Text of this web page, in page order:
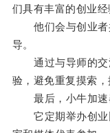
们具有丰富的创业经
他们会与创业者
导。
通过与导师的交
验，避免重复摸索，
最后，小牛加速
它定期举办创业